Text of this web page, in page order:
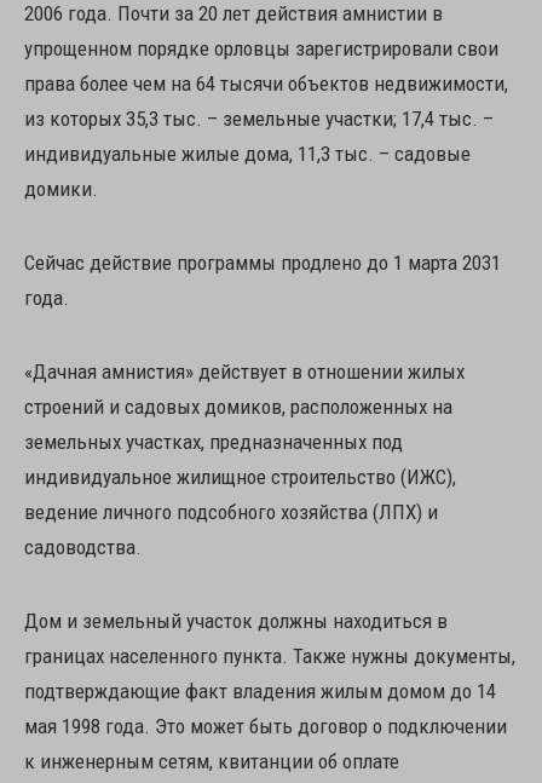
2006 года. Почти за 20 лет действия амнистии в
упрощенном порядке орловцы зарегистрировали свои
права более чем на 64 тысячи объектов недвижимости,
из которых 35,3 тыс. – земельные участки; 17,4 тыс. –
индивидуальные жилые дома, 11,3 тыс. – садовые
домики.
Сейчас действие программы продлено до 1 марта 2031
года.
«Дачная амнистия» действует в отношении жилых
строений и садовых домиков, расположенных на
земельных участках, предназначенных под
индивидуальное жилищное строительство (ИЖС),
ведение личного подсобного хозяйства (ЛПХ) и
садоводства.
Дом и земельный участок должны находиться в
границах населенного пункта. Также нужны документы,
подтверждающие факт владения жилым домом до 14
мая 1998 года. Это может быть договор о подключении
к инженерным сетям, квитанции об оплате